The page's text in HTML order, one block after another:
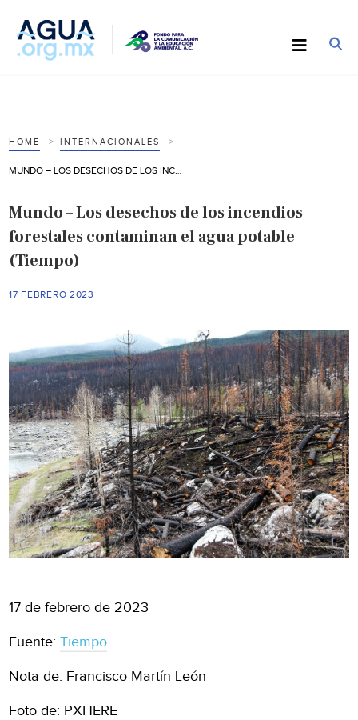
HOME INTERNACIONALES
Mundo – Los desechos de los incendios
forestales contaminan el agua potable
(Tiempo)
17 FEBRERO 2023
17 de febrero de 2023
Fuente:Tiempo
Nota de: Francisco Martín León
Foto de: PXHERE